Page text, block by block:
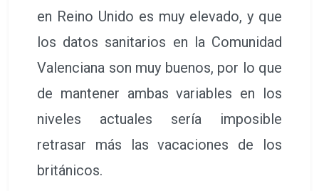
en Reino Unido es muy elevado, y que
los datos sanitarios en la Comunidad
Valenciana son muy buenos, por lo que
de mantener ambas variables en los
niveles actuales sería imposible
retrasar más las vacaciones de los
británicos.